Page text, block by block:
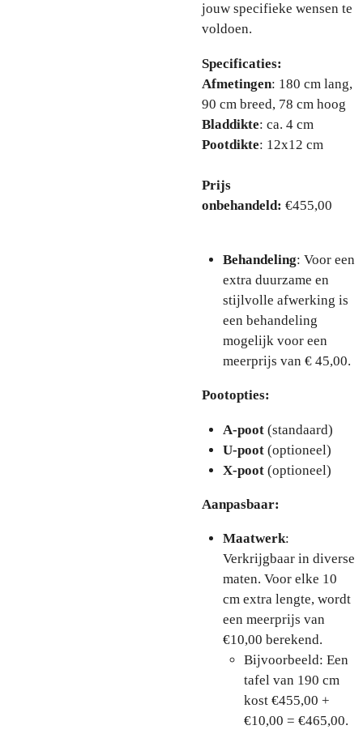
jouw specifieke wensen te
voldoen.
Specificaties:
Afmetingen: 180 cm lang,
90 cm breed, 78 cm hoog
Bladdikte: ca. 4 cm
Pootdikte: 12x12 cm
Prijs
onbehandeld: €455,00
Behandeling: Voor een
extra duurzame en
stijlvolle afwerking is
een behandeling
mogelijk voor een
meerprijs van € 45,00.
Pootopties:
A-poot (standaard)
U-poot (optioneel)
X-poot (optioneel)
Aanpasbaar:
Maatwerk:
Verkrijgbaar in diverse
maten. Voor elke 10
cm extra lengte, wordt
een meerprijs van
€10,00 berekend.
Bijvoorbeeld: Een
tafel van 190 cm
kost €455,00 +
€10,00 = €465,00.